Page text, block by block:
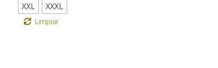
XXL
XXXL
Limpiar